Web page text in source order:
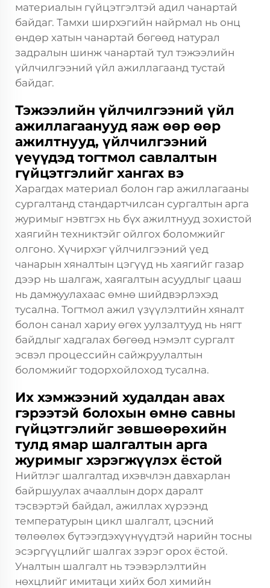
материалын гүйцэтгэлтэй адил чанартай
байдаг. Тамхи ширхэгийн найрмал нь онц
өндөр хатын чанартай бөгөөд натурал
задралын шинж чанартай тул тэжээлийн
үйлчилгээний үйл ажиллагаанд тустай
байдаг.
Тэжээлийн үйлчилгээний үйл
ажиллагаанууд яаж өөр өөр
ажилтнууд, үйлчилгээний
үеүүдэд тогтмол савлалтын
гүйцэтгэлийг хангах вэ
Харагдах материал болон гар ажиллагааны
сургалтанд стандартчилсан сургалтын арга
журимыг нэвтгэх нь бүх ажилтнууд зохистой
хаягийн техниктэйг ойлгох боломжийг
олгоно. Хүчирхэг үйлчилгээний үед
чанарын хяналтын цэгүүд нь хаягийг газар
дээр нь шалгаж, хаягалтын асуудлыг цааш
нь дамжуулахаас өмнө шийдвэрлэхэд
тусална. Тогтмол ажил үзүүлэлтийн хяналт
болон санал хариу өгөх уулзалтууд нь нягт
байдлыг хадгалах бөгөөд нэмэлт сургалт
эсвэл процессийн сайжруулалтын
боломжийг тодорхойлоход тусална.
Их хэмжээний худалдан авах
гэрээтэй болохын өмнө савны
гүйцэтгэлийг зөвшөөрөхийн
тулд ямар шалгалтын арга
журимыг хэрэгжүүлэх ёстой
Нийтлэг шалгалтад ихэвчлэн давхарлан
байршуулах ачааллын дорх даралт
тэсвэртэй байдал, ажиллах хүрээнд
температурын цикл шалгалт, цэсний
төлөөлөх бүтээгдэхүүнүүдтэй нарийн тосны
эсэргүүцлийг шалгах зэрэг орох ёстой.
Уналтын шалгалт нь тээвэрлэлтийн
нөхцлийг имитаци хийх бол химийн